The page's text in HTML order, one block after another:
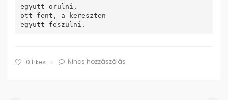
együtt örülni,
ott fent, a kereszten
0 Likes Nincs hozzászólás